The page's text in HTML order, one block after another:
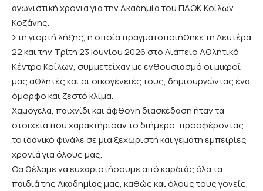
αγωνιστική χρονιά για την Ακαδημία του ΠΑΟΚ Κοίλων
Κοζάνης.
Στη γιορτή λήξης, η οποία πραγματοποιήθηκε τη Δευτέρα
22 και την Τρίτη 23 Ιουνίου 2026 στο Λιάπειο Αθλητικό
Κέντρο Κοίλων, συμμετείχαν με ενθουσιασμό οι μικροί
μας αθλητές και οι οικογένειές τους, δημιουργώντας ένα
όμορφο και ζεστό κλίμα.
Χαμόγελα, παιχνίδι και άφθονη διασκέδαση ήταν τα
στοιχεία που χαρακτήρισαν το διήμερο, προσφέροντας
το ιδανικό φινάλε σε μια ξεχωριστή και γεμάτη εμπειρίες
χρονιά για όλους μας.
Θα θέλαμε να ευχαριστήσουμε από καρδιάς όλα τα
παιδιά της Ακαδημίας μας, καθώς και όλους τους γονείς,